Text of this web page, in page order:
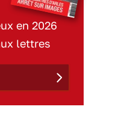
en 2026
lettres